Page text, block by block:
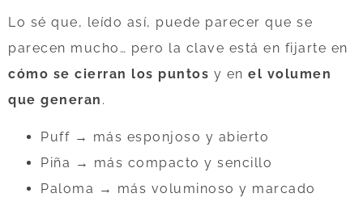
Lo sé que, leído así, puede parecer que se
parecen mucho… pero la clave está en fijarte en
cómo se cierran los puntos y en el volumen
que generan .
Puff → más esponjoso y abierto
Piña → más compacto y sencillo
Paloma → más voluminoso y marcado